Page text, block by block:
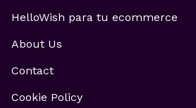
HelloWish para tu ecommerce
About Us
Contact
Cookie Policy